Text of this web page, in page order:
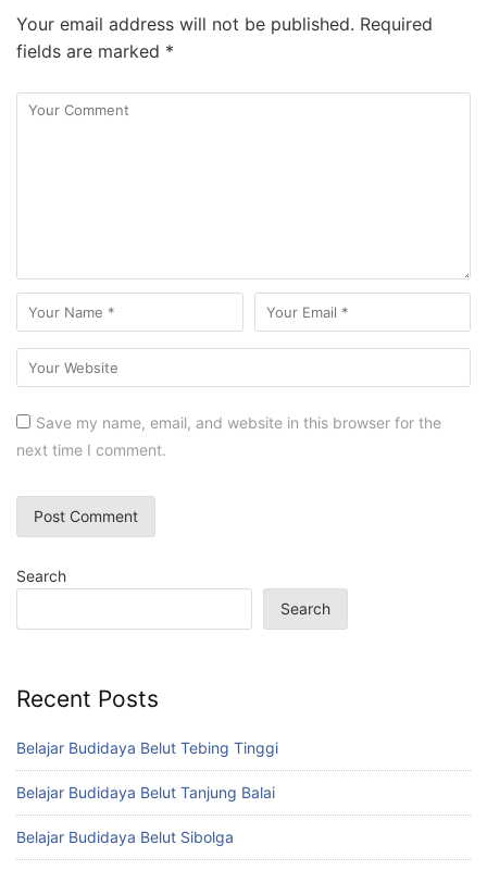
Your email address will not be published. Required
fields are marked *
Save my name, email, and website in this browser for the
next time I comment.
Search
Search
Recent Posts
Belajar Budidaya Belut Tebing Tinggi
Belajar Budidaya Belut Tanjung Balai
Belajar Budidaya Belut Sibolga